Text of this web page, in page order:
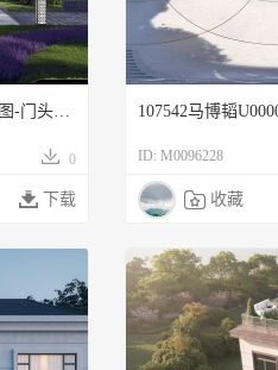
0
 下载
ID: M0096228
 收藏